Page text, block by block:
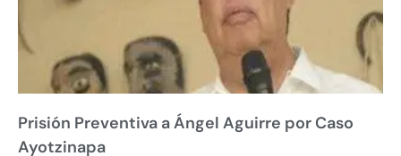
Prisión Preventiva a Ángel Aguirre por Caso
Ayotzinapa